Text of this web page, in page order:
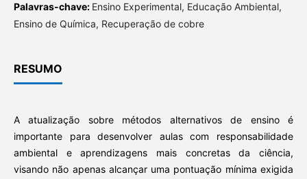
Palavras-chave: Ensino Experimental, Educação Ambiental,
Ensino de Química, Recuperação de cobre
RESUMO
A atualização sobre métodos alternativos de ensino é
importante para desenvolver aulas com responsabilidade
ambiental e aprendizagens mais concretas da ciência,
visando não apenas alcançar uma pontuação mínima exigida